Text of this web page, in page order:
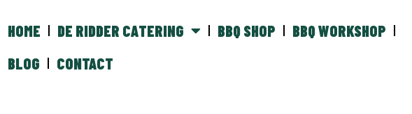
HOME DE RIDDER CATERING BBQ SHOP
BBQ WORKSHOP
BLOG
CONTACT